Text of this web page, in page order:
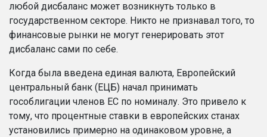
любой дисбаланс может возникнуть только в
государственном секторе. Никто не признавал того, то
финансовые рынки не могут генерировать этот
дисбаланс сами по себе.
Когда была введена единая валюта, Европейский
центральный банк (ЕЦБ) начал принимать
гособлигации членов ЕС по номиналу. Это привело к
тому, что процентные ставки в европейских станах
установились примерно на одинаковом уровне, а